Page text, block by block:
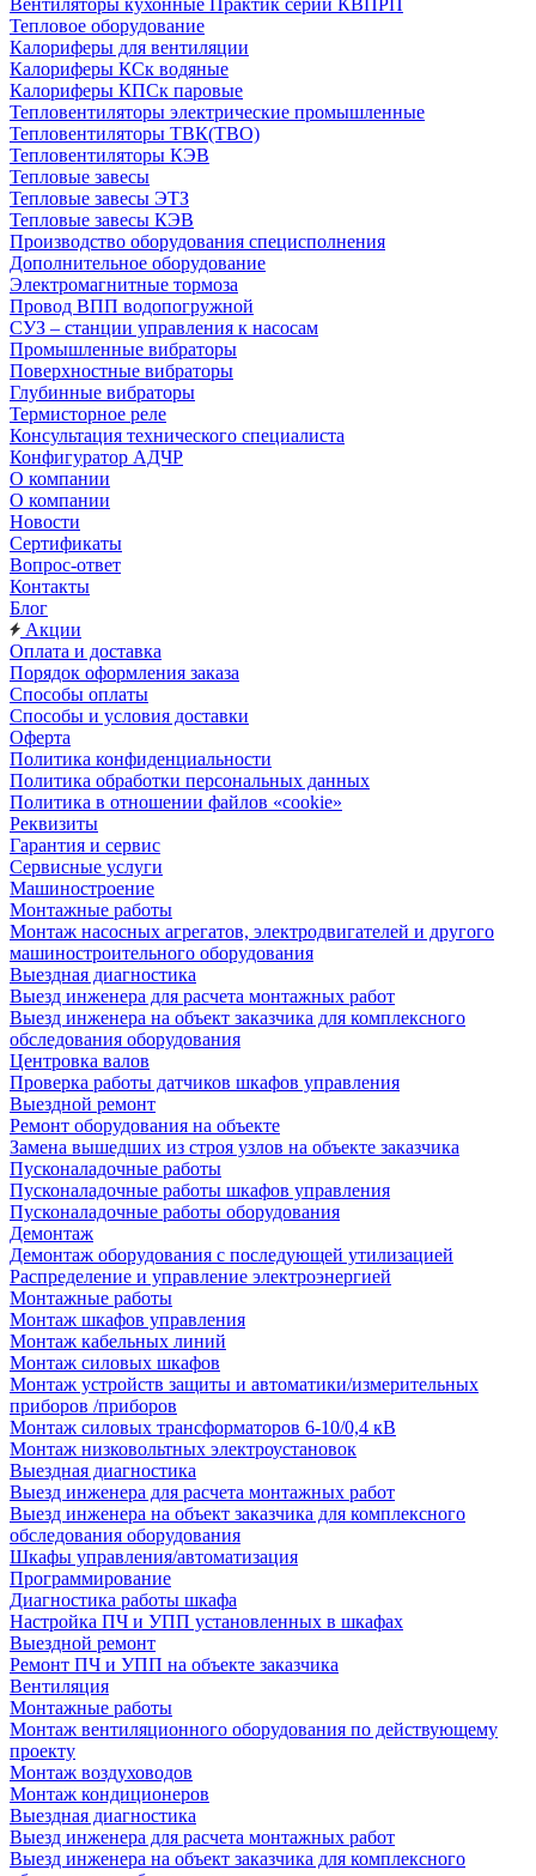
Вентиляторы кухонные Практик серии КВПРП
Тепловое оборудование
Калориферы для вентиляции
Калориферы КСк водяные
Калориферы КПСк паровые
Тепловентиляторы электрические промышленные
Тепловентиляторы ТВК(ТВО)
Тепловентиляторы КЭВ
Тепловые завесы
Тепловые завесы ЭТЗ
Тепловые завесы КЭВ
Производство оборудования специсполнения
Дополнительное оборудование
Электромагнитные тормоза
Провод ВПП водопогружной
СУЗ – станции управления к насосам
Промышленные вибраторы
Поверхностные вибраторы
Глубинные вибраторы
Термисторное реле
Консультация технического специалиста
Конфигуратор АДЧР
О компании
О компании
Новости
Сертификаты
Вопрос-ответ
Контакты
Блог
Акции
Оплата и доставка
Порядок оформления заказа
Способы оплаты
Способы и условия доставки
Оферта
Политика конфиденциальности
Политика обработки персональных данных
Политика в отношении файлов «cookie»
Реквизиты
Гарантия и сервис
Сервисные услуги
Машиностроение
Монтажные работы
Монтаж насосных агрегатов, электродвигателей и другого
машиностроительного оборудования
Выездная диагностика
Выезд инженера для расчета монтажных работ
Выезд инженера на объект заказчика для комплексного
обследования оборудования
Центровка валов
Проверка работы датчиков шкафов управления
Выездной ремонт
Ремонт оборудования на объекте
Замена вышедших из строя узлов на объекте заказчика
Пусконаладочные работы
Пусконаладочные работы шкафов управления
Пусконаладочные работы оборудования
Демонтаж
Демонтаж оборудования с последующей утилизацией
Распределение и управление электроэнергией
Монтажные работы
Монтаж шкафов управления
Монтаж кабельных линий
Монтаж силовых шкафов
Монтаж устройств защиты и автоматики/измерительных
приборов /приборов
Монтаж силовых трансформаторов 6-10/0,4 кВ
Монтаж низковольтных электроустановок
Выездная диагностика
Выезд инженера для расчета монтажных работ
Выезд инженера на объект заказчика для комплексного
обследования оборудования
Шкафы управления/автоматизация
Программирование
Диагностика работы шкафа
Настройка ПЧ и УПП установленных в шкафах
Выездной ремонт
Ремонт ПЧ и УПП на объекте заказчика
Вентиляция
Монтажные работы
Монтаж вентиляционного оборудования по действующему
проекту
Монтаж воздуховодов
Монтаж кондиционеров
Выездная диагностика
Выезд инженера для расчета монтажных работ
Выезд инженера на объект заказчика для комплексного